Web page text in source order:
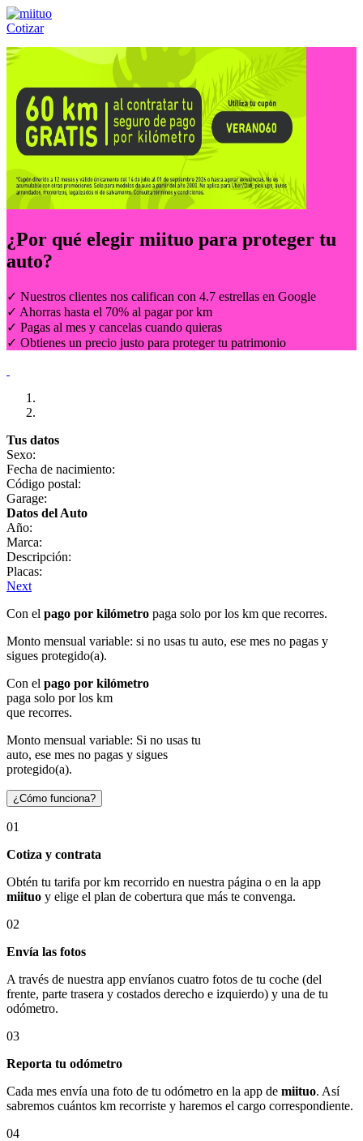
Cotizar
Llámanos al:(55) 84-21-05-00 ó
¿Por qué elegir miituo para proteger tu
auto?
✓ Nuestros clientes nos califican con 4.7 estrellas en Google
✓ Ahorras hasta el 70% al pagar por km
✓ Pagas al mes y cancelas cuando quieras
✓ Obtienes un precio justo para proteger tu patrimonio
Tus datos
Sexo:
Fecha de nacimiento:
Código postal:
Garage:
Datos del Auto
Año:
Marca:
Descripción:
Placas:
Next
Con el pago por kilómetro paga solo por los km que recorres.
Monto mensual variable: si no usas tu auto, ese mes no pagas y
sigues protegido(a).
Con el pago por kilómetro
paga solo por los km
que recorres.
Monto mensual variable: Si no usas tu
auto, ese mes no pagas y sigues
protegido(a).
¿Cómo funciona?
01
Cotiza y contrata
Obtén tu tarifa por km recorrido en nuestra página o en la app
miituo y elige el plan de cobertura que más te convenga.
02
Envía las fotos
A través de nuestra app envíanos cuatro fotos de tu coche (del
frente, parte trasera y costados derecho e izquierdo) y una de tu
odómetro.
03
Reporta tu odómetro
Cada mes envía una foto de tu odómetro en la app de miituo. Así
sabremos cuántos km recorriste y haremos el cargo correspondiente.
04